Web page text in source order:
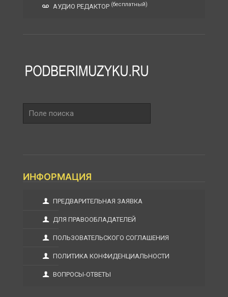
АУДИО РЕДАКТОР (бесплатный)
поиска
ИНФОРМАЦИЯ
ПРЕДВАРИТЕЛЬНАЯ ЗАЯВКА
ДЛЯ ПРАВООБЛАДАТЕЛЕЙ
ПОЛЬЗОВАТЕЛЬСКОГО СОГЛАШЕНИЯ
ПОЛИТИКА КОНФИДЕНЦИАЛЬНОСТИ
ВОПРОСЫ-ОТВЕТЫ